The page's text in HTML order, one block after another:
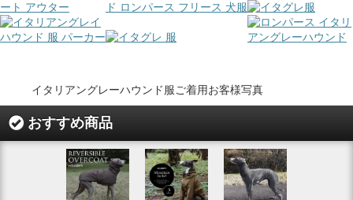
イタリアングレーハウンド服ご着用お客様写真
おすすめ商品